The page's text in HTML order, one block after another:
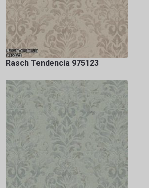
Rasch Tendencia 975123